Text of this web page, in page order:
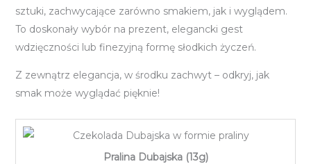
sztuki, zachwycające zarówno smakiem, jak i wyglądem.
To doskonały wybór na prezent, elegancki gest
wdzięczności lub finezyjną formę słodkich życzeń.
Z zewnątrz elegancja, w środku zachwyt – odkryj, jak
smak może wyglądać pięknie!
Pralina Dubajska (13g)